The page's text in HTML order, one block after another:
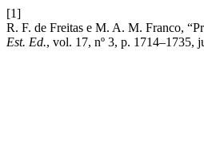
[1]
R. F. de Freitas e M. A. M. Franco,
Est. Ed., vol. 17, nº 3, p. 1714–1735,